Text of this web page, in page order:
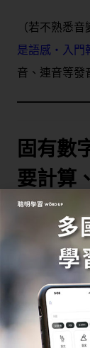
（若不熟悉
是語感・入門
音、連音等發
固有數
要計算
由於純粹源自
全聽不懂的
使用時
數數：
小時